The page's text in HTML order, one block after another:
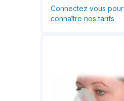
Connectez vous pour
connaître nos tarifs